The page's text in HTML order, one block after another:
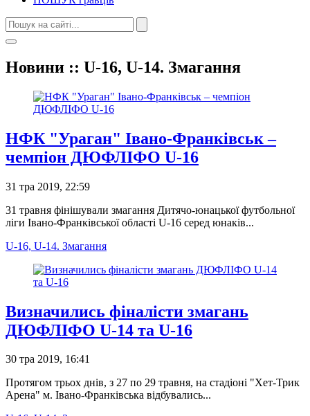
Новини :: U-16, U-14. Змагання
НФК "Ураган" Івано-Франківськ –
чемпіон ДЮФЛІФО U-16
31 тра 2019, 22:59
31 травня фінішували змагання Дитячо-юнацької футбольної
ліги Івано-Франківської області U-16 серед юнаків...
U-16, U-14. Змагання
Визначились фіналісти змагань
ДЮФЛІФО U-14 та U-16
30 тра 2019, 16:41
Протягом трьох днів, з 27 по 29 травня, на стадіоні "Хет-Трик
Арена" м. Івано-Франківська відбувались...